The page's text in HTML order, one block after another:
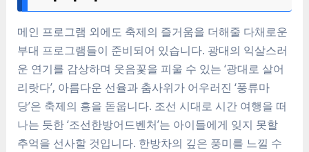
메인 프로그램 외에도 축제의 즐거움을 더해줄 다채로운
부대 프로그램들이 준비되어 있습니다. 광대의 익살스러
운 연기를 감상하며 웃음꽃을 피울 수 있는 ‘광대로 살어
리랏다’, 아름다운 선율과 춤사위가 어우러진 ‘풍류마
당’은 축제의 흥을 돋웁니다. 조선 시대로 시간 여행을 떠
나는 듯한 ‘조선한방어드벤처’는 아이들에게 잊지 못할
추억을 선사할 것입니다. 한방차의 깊은 풍미를 느낄 수